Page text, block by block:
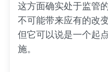
这方面确实处于监管
不可能带来应有的改
但它可以说是一个起
施。